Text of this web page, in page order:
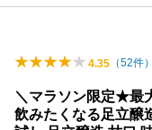
4.35 （52件）
＼マラソン限定★最
飲みたくなる足立醸